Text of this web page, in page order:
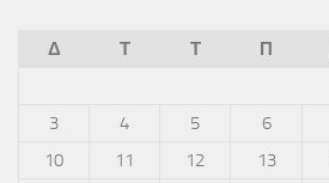
Δ Τ Τ Π
3
4 5 6
10
11 12 13